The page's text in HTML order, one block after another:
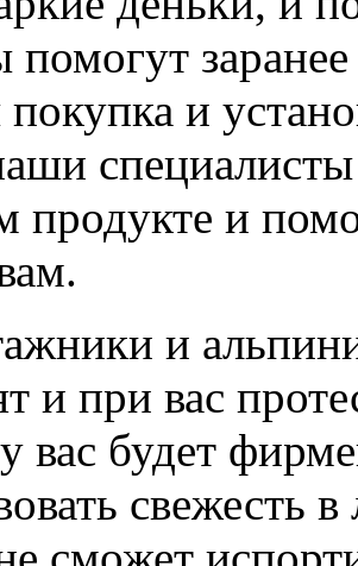
и
специалисты
продукте и
и
и при вас
вас будет
свежесть